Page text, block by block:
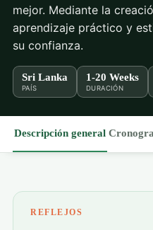
mejor. Mediante la
aprendizaje práctico y
su confianza.
Sri Lanka
PAÍS
1-20 Weeks
DURACIÓN
Descripción general
REFLEJOS